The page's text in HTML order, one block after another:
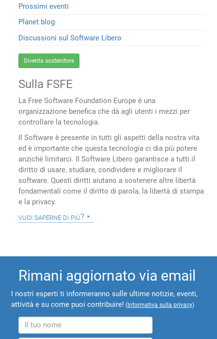
Prossimi eventi
Planet blog
Discussioni sul Software Libero
Diventa sostenitore
Sulla FSFE
La Free Software Foundation Europe è una
organizzazione benefica che dà agli utenti i mezzi per
controllare la tecnologia.
Il Software è presente in tutti gli aspetti della nostra vita
ed è importante che questa tecnologia ci dia più potere
anziché limitarci. Il Software Libero garantisce a tutti il
diritto di usare, studiare, condividere e migliorare il
software. Questi diritti aiutano a sostenere altre libertà
fondamentali come il diritto di parola, la libertà di stampa
e la privacy.
vuoi saperne di più?
Rimani aggiornato via email
I nostri esperti ti informeranno sulle ultime notizie, eventi,
attività e su come puoi contribuire! ( Informativa sulla privacy)